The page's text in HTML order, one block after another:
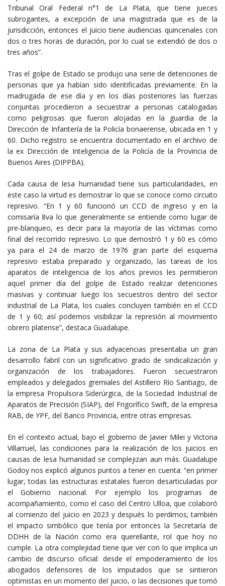
Tribunal Oral Federal n°1 de La Plata, que tiene jueces
subrogantes, a excepción de una magistrada que es de la
jurisdicción, entonces el juicio tiene audiencias quincenales con
dos o tres horas de duración, por lo cual se extendió de dos o
tres años”.
Tras el golpe de Estado se produjo una serie de detenciones de
personas que ya habían sido identificadas previamente. En la
madrugada de ese día y en los días posteriores las fuerzas
conjuntas procedieron a secuestrar a personas catalogadas
como peligrosas que fueron alojadas en la guardia de la
Dirección de Infantería de la Policía bonaerense, ubicada en 1 y
60. Dicho registro se encuentra documentado en el archivo de
la ex Dirección de Inteligencia de la Policía de la Provincia de
Buenos Aires (DIPPBA).
Cada causa de lesa humanidad tiene sus particularidades, en
este caso la virtud es demostrar lo que se conoce como circuito
represivo. “En 1 y 60 funcionó un CCD de ingreso y en la
comisaría 8va lo que generalmente se entiende como lugar de
pre-blanqueo, es decir para la mayoría de las víctimas como
final del recorrido represivo. Lo que demostró 1 y 60 es cómo
ya para el 24 de marzo de 1976 gran parte del esquema
represivo estaba preparado y organizado, las tareas de los
aparatos de inteligencia de los años previos les permitieron
aquel primer día del golpe de Estado realizar detenciones
masivas y continuar luego los secuestros dentro del sector
industrial de La Plata, los cuales concluyen también en el CCD
de 1 y 60; así podemos visibilizar la represión al movimiento
obrero platense”, destaca Guadalupe.
La zona de La Plata y sus adyacencias presentaba un gran
desarrollo fabril con un significativo grado de sindicalización y
organización de los trabajadores. Fueron secuestraron
empleados y delegados gremiales del Astillero Río Santiago, de
la empresa Propulsora Siderúrgica, de la Sociedad Industrial de
Aparatos de Precisión (SIAP), del Frigorífico Swift, de la empresa
RAB, de YPF, del Banco Provincia, entre otras empresas.
En el contexto actual, bajo el gobierno de Javier Milei y Victoria
Villarruel, las condiciones para la realización de los juicios en
causas de lesa humanidad se complejizan aun más. Guadalupe
Godoy nos explicó algunos puntos a tener en cuenta: “en primer
lugar, todas las estructuras estatales fueron desarticuladas por
el Gobierno nacional. Por ejemplo los programas de
acompañamiento, como el caso del Centro Ulloa, que colaboró
al comienzo del juicio en 2023 y después lo perdimos; también
el impacto simbólico que tenía por entonces la Secretaría de
DDHH de la Nación como era querellante, rol que hoy no
cumple. La otra complejidad tiene que ver con lo que implica un
cambio de discurso oficial: desde el empoderamiento de los
abogados defensores de los imputados que se sintieron
optimistas en un momento del juicio, o las decisiones que tomó